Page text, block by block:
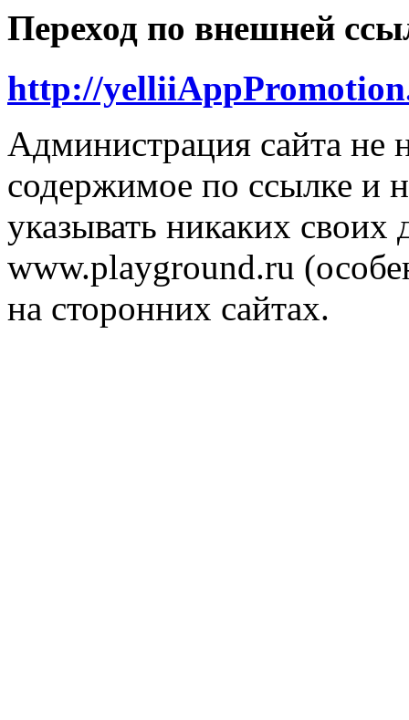
Переход по внешней
http://
Администрация сайта не
содержимое по ссылке и
указывать никаких
www.playground.ru
на сторонних сайтах.